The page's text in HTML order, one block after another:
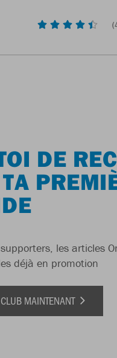
(
DE
les articles
déjà en promotion
MAINTENANT